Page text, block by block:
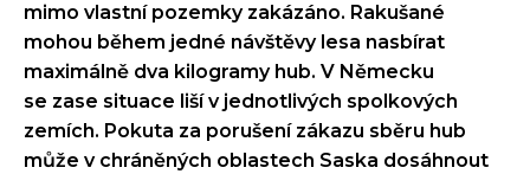
mimo vlastní pozemky zakázáno. Rakušané
mohou během jedné návštěvy lesa nasbírat
maximálně dva kilogramy hub. V Německu
se zase situace liší v jednotlivých spolkových
zemích. Pokuta za porušení zákazu sběru hub
může v chráněných oblastech Saska dosáhnout